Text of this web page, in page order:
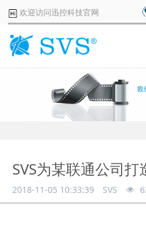
欢迎访问迅控科技官网
SVS为某联通公司
2018-11-05 10:33:39 SVS